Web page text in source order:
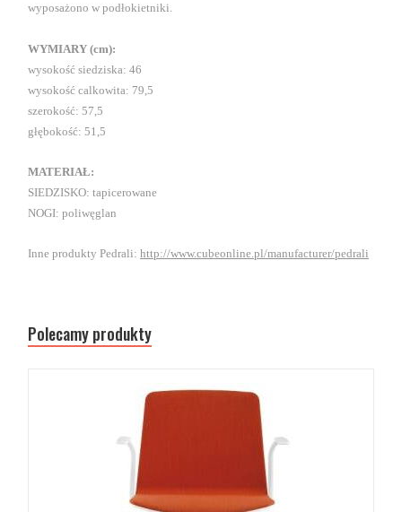
wyposażono w podłokietniki.
WYMIARY (cm):
wysokość siedziska: 46
wysokość calkowita: 79,5
szerokość: 57,5
głębokość: 51,5
MATERIAŁ:
SIEDZISKO: tapicerowane
NOGI: poliwęglan
Inne produkty Pedrali: http://www.cubeonline.pl/manufacturer/pedrali
Polecamy produkty